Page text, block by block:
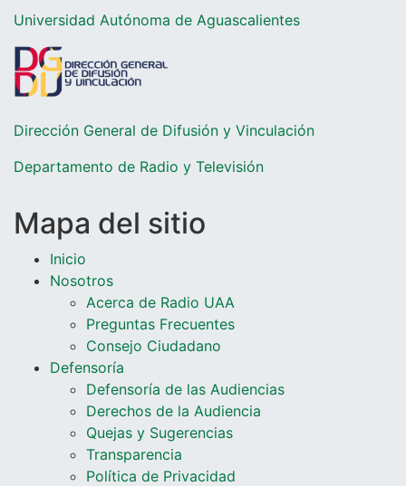
Universidad Autónoma de Aguascalientes
Dirección General de Difusión y Vinculación
Departamento de Radio y Televisión
Mapa del sitio
Inicio
Nosotros
Acerca de Radio UAA
Preguntas Frecuentes
Consejo Ciudadano
Defensoría
Defensoría de las Audiencias
Derechos de la Audiencia
Quejas y Sugerencias
Transparencia
Política de Privacidad